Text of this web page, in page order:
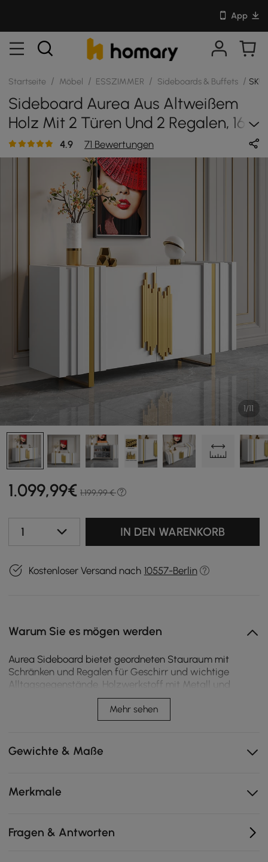
App
Startseite / Möbel / ESSZIMMER / Sideboards & Buffets /
Sideboard Aurea Aus Altweißem
Holz Mit 2 Türen Und 2 Regalen, 160
Cm
4.9 71 Bewertungen
1/11
1.099,99€ 1.199,99 €
1 IN DEN WARENKORB
Kostenloser Versand nach 10557-Berlin
Warum Sie es mögen werden
Aurea Sideboard bietet geordneten Stauraum mit
Schränken und Regalen für Geschirr und wichtige
Alltagsgegenstände. Holzwerkstoff mit Metall und
Edelstahl sorgt für Langlebigkeit und stabile Nutzung
bei täglichem Essen und Küchenaufbewahrung.
verbessern den Zugriff und halten den
Küchenstauraum ordentlich.
Langlebigkeit, Stabilität und einfache Pflege.
Reduziert Unordnung und unterstützt tägliches Essen
Mehr sehen
Gewichte & Maße
Merkmale
Fragen & Antworten